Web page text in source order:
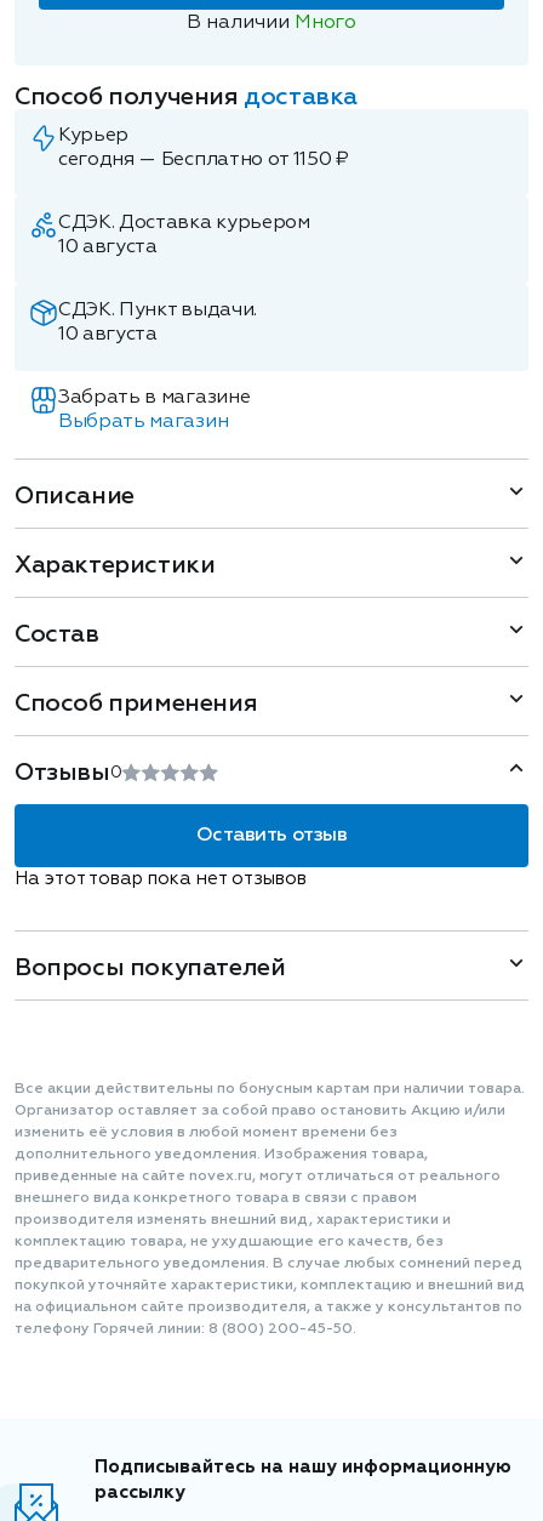
В наличии Много
Способ получения доставка
Курьер
сегодня — Бесплатно от 1150 ₽
СДЭК. Доставка курьером
10 августа
СДЭК. Пункт выдачи.
10 августа
Забрать в магазине
Выбрать магазин
Описание
Характеристики
Состав
Способ применения
Отзывы 0
Оставить отзыв
На этот товар пока нет отзывов
Вопросы покупателей
Все акции действительны по бонусным картам при наличии товара.
Организатор оставляет за собой право остановить Акцию и/или
изменить её условия в любой момент времени без
дополнительного уведомления. Изображения товара,
приведенные на сайте novex.ru, могут отличаться от реального
внешнего вида конкретного товара в связи с правом
производителя изменять внешний вид, характеристики и
комплектацию товара, не ухудшающие его качеств, без
предварительного уведомления. В случае любых сомнений перед
покупкой уточняйте характеристики, комплектацию и внешний вид
на официальном сайте производителя, а также у консультантов по
телефону Горячей линии: 8 (800) 200-45-50.
Подписывайтесь на нашу информационную
рассылку